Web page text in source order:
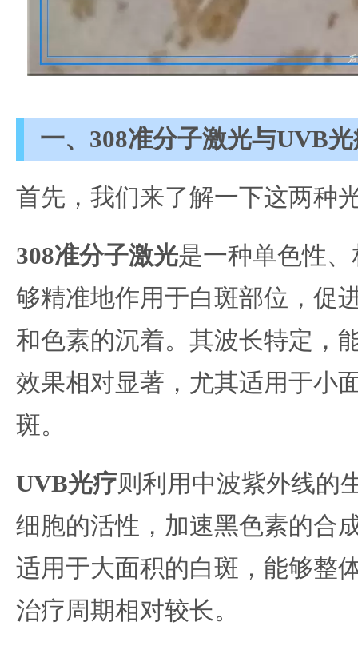
一、308准分子激光与UVB
首先，我们来了解一下这两种
308准分子激光是一种单色性
够精准地作用于白斑部位，促
和色素的沉着。其波长特定，
效果相对显著，尤其适用于小
斑。
UVB光疗则利用中波紫外线的
细胞的活性，加速黑色素的合
适用于大面积的白斑，能够整
治疗周期相对较长。